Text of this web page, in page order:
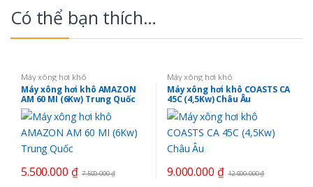
Có thể bạn thích…
Máy xông hơi khô
Máy xông hơi khô AMAZON
AM 60 MI (6Kw) Trung Quốc
5.500.000 ₫ 7.500.000₫
Máy xông hơi khô
Máy xông hơi khô COASTS CA
45C (4,5Kw) Châu Âu
9.000.000 ₫ 12.000.000₫